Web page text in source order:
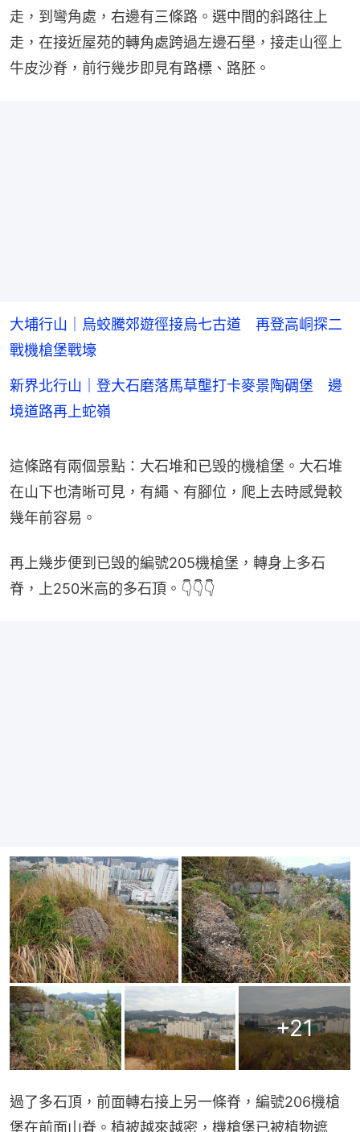
走，到彎角處，右邊有三條路。選中間的斜路往上
走，在接近屋苑的轉角處跨過左邊石壆，接走山徑上
牛皮沙脊，前行幾步即見有路標、路胚。
大埔行山｜烏蛟騰郊遊徑接烏七古道 再登高峒探二
戰機槍堡戰壕
新界北行山｜登大石磨落馬草壟打卡麥景陶碉堡 邊
境道路再上蛇嶺
這條路有兩個景點：大石堆和已毁的機槍堡。大石堆
在山下也清晰可見，有繩、有腳位，爬上去時感覺較
幾年前容易。
再上幾步便到已毁的編號205機槍堡，轉身上多石
脊，上250米高的多石頂。👇👇👇
+21
過了多石頂，前面轉右接上另一條脊，編號206機槍
堡在前面山脊。植被越來越密，機槍堡已被植物遮